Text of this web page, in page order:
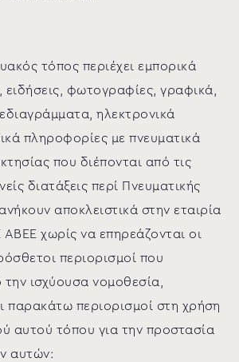
τόπος περιέχει εμπορικά
ειδήσεις, φωτογραφίες, γραφικά,
ηλεκτρονικά
πληροφορίες με πνευματικά
που διέπονται από τις
διατάξεις περί Πνευματικής
ανήκουν αποκλειστικά στην εταιρία
ΑΒΕΕ χωρίς να επηρεάζονται οι
περιορισμοί που
ισχύουσα νομοθεσία,
παρακάτω περιορισμοί στη χρήση
αυτού τόπου για την προστασία
αυτών: